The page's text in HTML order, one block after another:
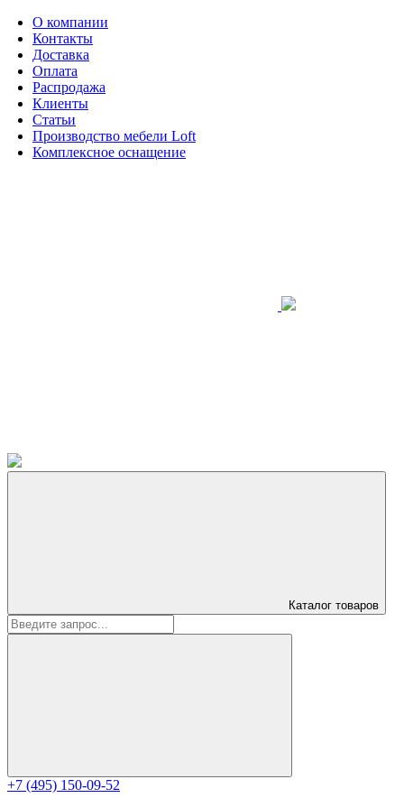
О компании
Контакты
Доставка
Оплата
Распродажа
Клиенты
Статьи
Производство мебели Loft
Комплексное оснащение
Каталог товаров
+7 (495) 150-09-52